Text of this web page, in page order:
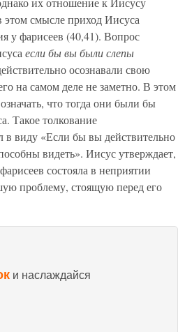
этом смысле приход Иисуса
у фарисеев (40,41). Вопрос
если бы вы были слепы
осознавали свою
на самом деле не заметно. В этом
что тогда они были бы
Такое толкование
в виду «Если бы вы действительно
видеть». Иисус утверждает,
состояла в неприятии
проблему, стоящую перед его
и наслаждайся